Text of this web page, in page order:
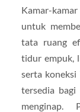
Kamar-
untuk
tata ruang
tidur empuk,
serta
tersedia
menginap.